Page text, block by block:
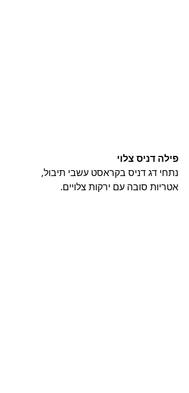
פילה דניס צלוי
נתחי דג דניס בקראסט עשבי תיבול,
אטריות סובה עם ירקות צלויים.